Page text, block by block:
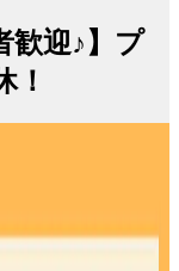
歓迎♪】プ
！